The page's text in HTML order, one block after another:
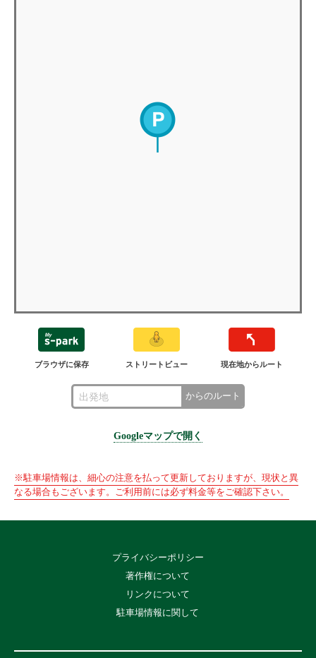
ブラウザに保存 ストリートビュー 現在地からルート
からのルート
Googleマップで開く
※駐車場情報は、細心の注意を払って更新しておりますが、現状と異
なる場合もございます。ご利用前には必ず料金等をご確認下さい。
プライバシーポリシー
著作権について
リンクについて
駐車場情報に関して